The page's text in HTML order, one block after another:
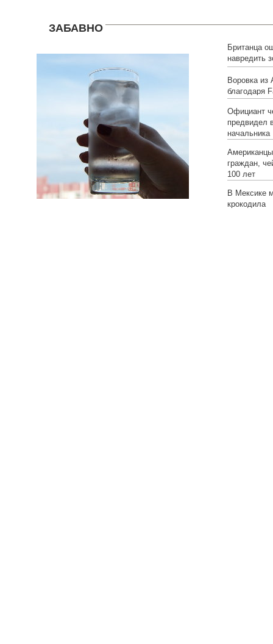
ЗАБАВНО
Британца
навредить
Воровка из
благодаря
Официант
предвидел
начальника
граждан,
100 лет
В Мексике
крокодила